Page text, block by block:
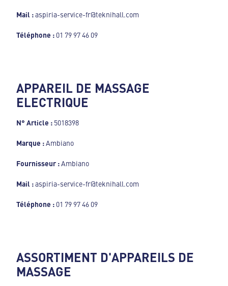
Mail :aspiria-service-fr@teknihall.com
Téléphone : 01 79 97 46 09
APPAREIL DE MASSAGE
ELECTRIQUE
N° Article : 5018398
Marque :Ambiano
Fournisseur :Ambiano
Mail :aspiria-service-fr@teknihall.com
Téléphone : 01 79 97 46 09
ASSORTIMENT D'APPAREILS DE
MASSAGE